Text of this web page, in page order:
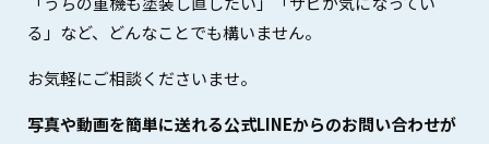
る」など、どんなことでも構いません。
お気軽にご相談くださいませ。
写真や動画を簡単に送れる公式LINEからのお問い合わせが